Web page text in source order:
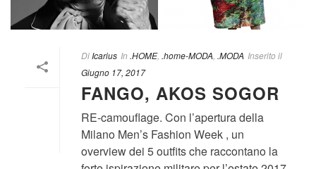
Di Icarius In .HOME, .home-MODA .MODA Inserito il
Giugno 17, 2017
FANGO, AKOS SOGOR
RE-camouflage. Con l’apertura della
Milano Men’s Fashion Week , un
overview dei 5 outfits che raccontano la